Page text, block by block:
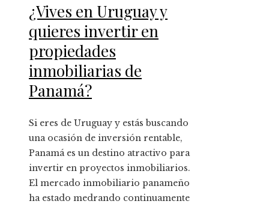
¿Vives en Uruguay y
quieres invertir en
propiedades
inmobiliarias de
Panamá?
Si eres de Uruguay y estás buscando
una ocasión de inversión rentable,
Panamá es un destino atractivo para
invertir en proyectos inmobiliarios.
El mercado inmobiliario panameño
ha estado medrando continuamente